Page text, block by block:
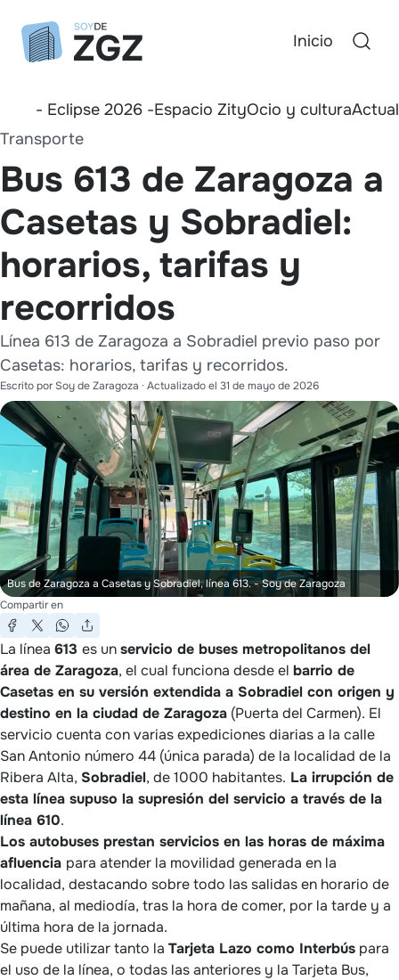
Inicio
- Eclipse 2026 -Espacio ZityOcio y cultura
Transporte
Bus 613 de Zaragoza a
Casetas y Sobradiel:
horarios, tarifas y
recorridos
Línea 613 de Zaragoza a Sobradiel previo paso por
Casetas: horarios, tarifas y recorridos.
Escrito porSoy de Zaragoza · Actualizado el 31 de mayo de 2026
Bus de Zaragoza a Casetas y Sobradiel, línea 613.- Soy de Zaragoza
Compartir en
La línea 613 es unservicio de buses metropolitanos del
área de Zaragoza, el cual funciona desde el barrio de
Casetas en su versión extendida a Sobradiel con origen y
destino en la ciudad de Zaragoza (Puerta del Carmen). El
servicio cuenta con varias expediciones diarias a la calle
San Antonio número 44 (única parada) de la localidad de la
Ribera Alta, Sobradiel, de 1000 habitantes. La irrupción de
esta línea supuso la supresión del servicio a través de la
línea 610.
Los autobuses prestan servicios en las horas de máxima
afluencia para atender la movilidad generada en la
localidad, destacando sobre todo las salidas en horario de
mañana, al mediodía, tras la hora de comer, por la tarde y a
última hora de la jornada.
Se puede utilizar tanto la Tarjeta Lazo como Interbús para
el uso de la línea, o todas las anteriores y la Tarjeta Bus,